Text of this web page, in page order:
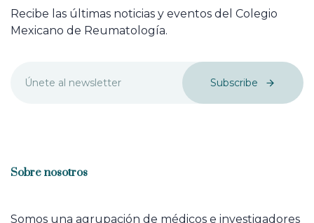
Recibe las últimas noticias y eventos del Colegio
Mexicano de Reumatología.
Subscribe
Sobre nosotros
Somos una agrupación de médicos e investigadores